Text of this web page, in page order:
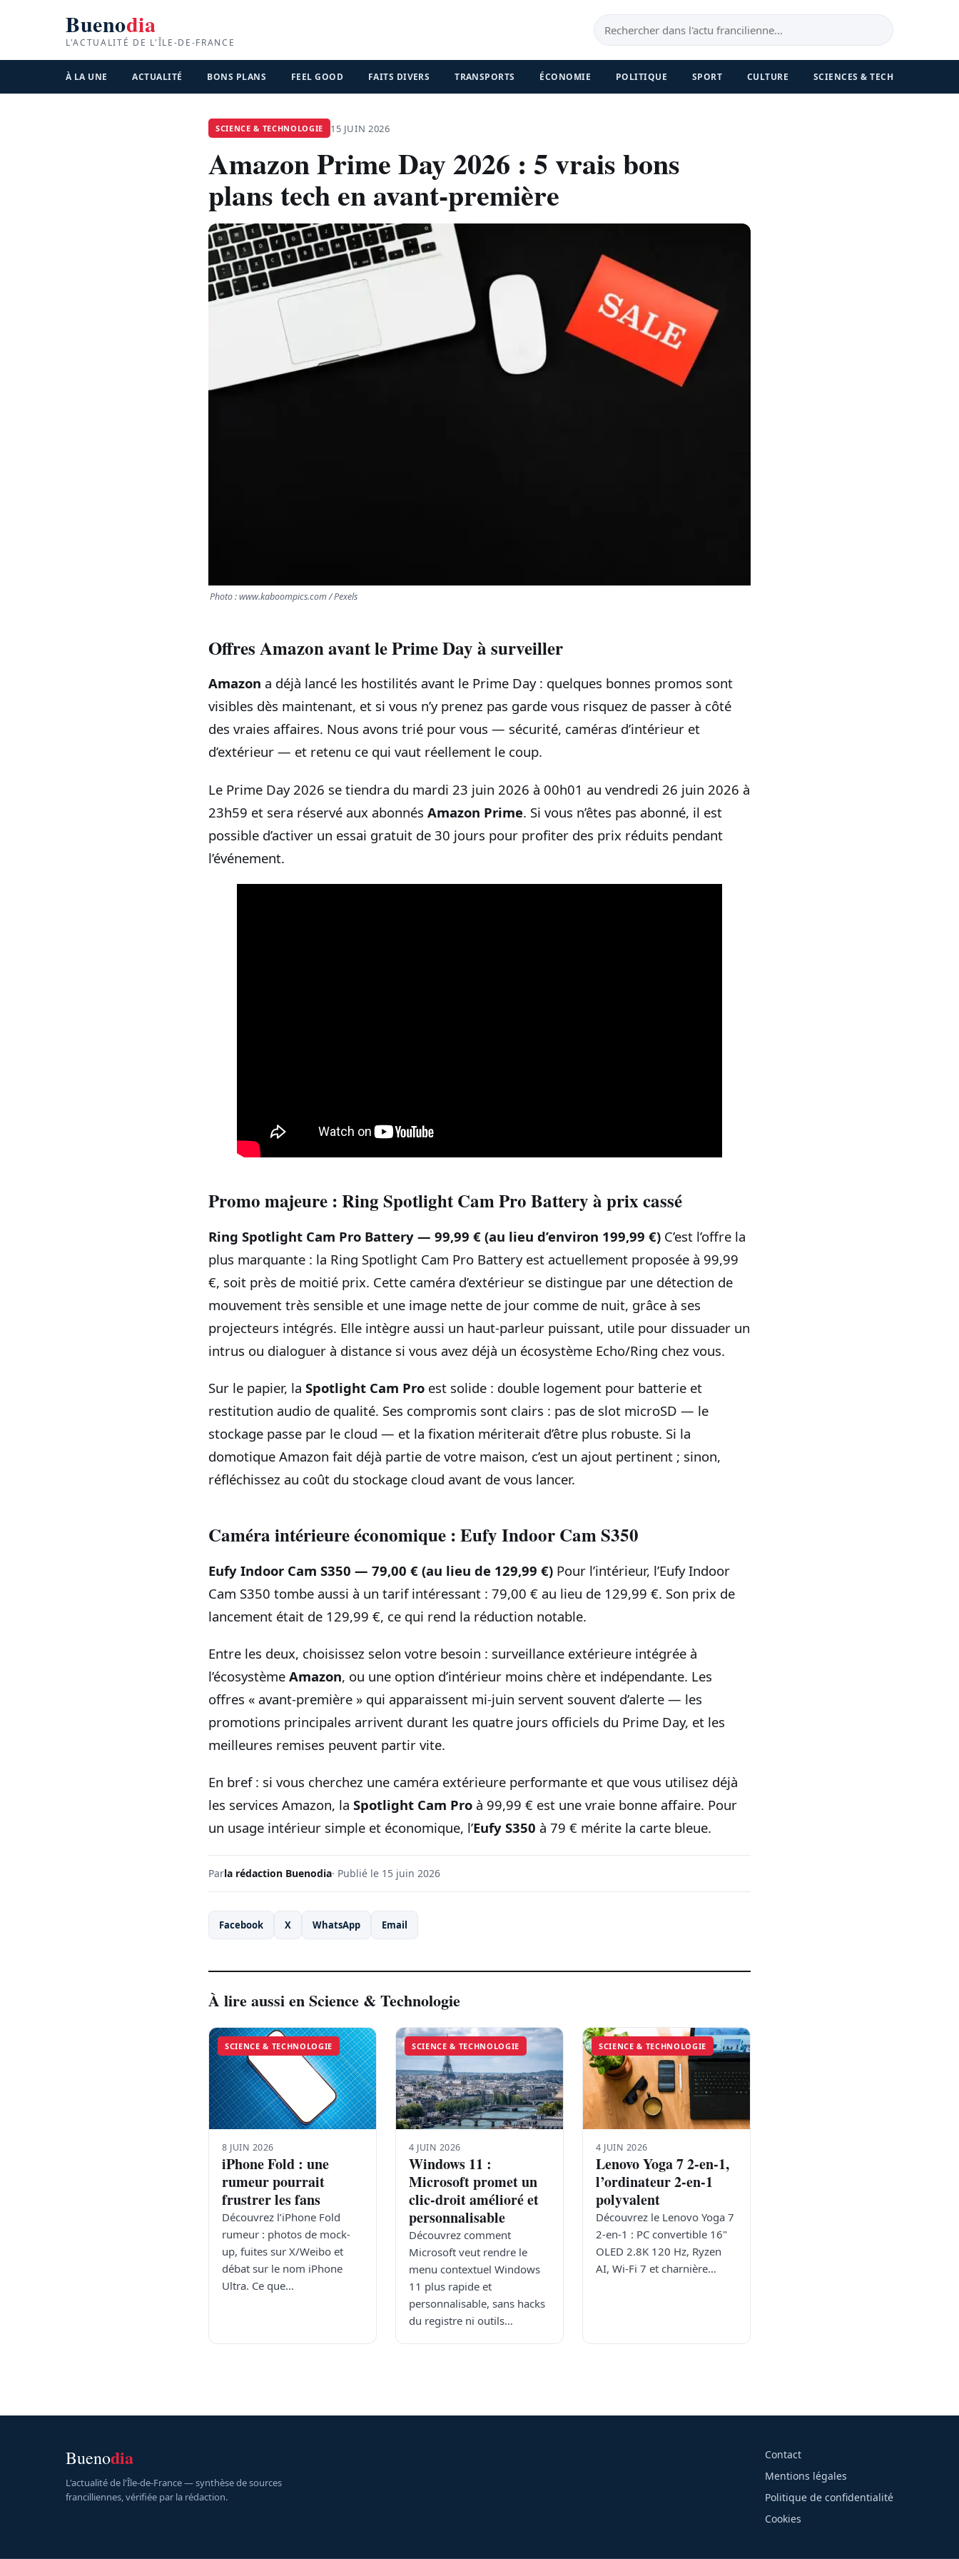
Buenodia
L'ACTUALITÉ DE L'ÎLE-DE-FRANCE
À LA UNE ACTUALITÉ BONS PLANS FEEL GOOD FAITS DIVERS TRANSPORTS ÉCONOMIE POLITIQUE SPORT CULTURE SCIENCES & TECH
SCIENCE & TECHNOLOGIE 15 JUIN 2026
Amazon Prime Day 2026 : 5 vrais bons
plans tech en avant-première
Photo : www.kaboompics.com / Pexels
Offres Amazon avant le Prime Day à surveiller
Amazon a déjà lancé les hostilités avant le Prime Day : quelques bonnes promos sont
visibles dès maintenant, et si vous n’y prenez pas garde vous risquez de passer à côté
des vraies affaires. Nous avons trié pour vous — sécurité, caméras d’intérieur et
d’extérieur — et retenu ce qui vaut réellement le coup.
Le Prime Day 2026 se tiendra du mardi 23 juin 2026 à 00h01 au vendredi 26 juin 2026 à
23h59 et sera réservé aux abonnés Amazon Prime. Si vous n’êtes pas abonné, il est
possible d’activer un essai gratuit de 30 jours pour profiter des prix réduits pendant
l’événement.
Promo majeure : Ring Spotlight Cam Pro Battery à prix cassé
Ring Spotlight Cam Pro Battery — 99,99 € (au lieu d’environ 199,99 €) C’est l’offre la
plus marquante : la Ring Spotlight Cam Pro Battery est actuellement proposée à 99,99
€, soit près de moitié prix. Cette caméra d’extérieur se distingue par une détection de
mouvement très sensible et une image nette de jour comme de nuit, grâce à ses
projecteurs intégrés. Elle intègre aussi un haut-parleur puissant, utile pour dissuader un
intrus ou dialoguer à distance si vous avez déjà un écosystème Echo/Ring chez vous.
Sur le papier, la Spotlight Cam Pro est solide : double logement pour batterie et
restitution audio de qualité. Ses compromis sont clairs : pas de slot microSD — le
stockage passe par le cloud — et la fixation mériterait d’être plus robuste. Si la
domotique Amazon fait déjà partie de votre maison, c’est un ajout pertinent ; sinon,
réfléchissez au coût du stockage cloud avant de vous lancer.
Caméra intérieure économique : Eufy Indoor Cam S350
Eufy Indoor Cam S350 — 79,00 € (au lieu de 129,99 €) Pour l’intérieur, l’Eufy Indoor
Cam S350 tombe aussi à un tarif intéressant : 79,00 € au lieu de 129,99 €. Son prix de
lancement était de 129,99 €, ce qui rend la réduction notable.
Entre les deux, choisissez selon votre besoin : surveillance extérieure intégrée à
l’écosystème Amazon, ou une option d’intérieur moins chère et indépendante. Les
offres « avant-première » qui apparaissent mi-juin servent souvent d’alerte — les
promotions principales arrivent durant les quatre jours officiels du Prime Day, et les
meilleures remises peuvent partir vite.
En bref : si vous cherchez une caméra extérieure performante et que vous utilisez déjà
les services Amazon, la Spotlight Cam Pro à 99,99 € est une vraie bonne affaire. Pour
un usage intérieur simple et économique, l’Eufy S350 à 79 € mérite la carte bleue.
Parla rédaction Buenodia· Publié le 15 juin 2026
Facebook X WhatsApp Email
À lire aussi en Science & Technologie
SCIENCE & TECHNOLOGIE
8 JUIN 2026
iPhone Fold : une
rumeur pourrait
frustrer les fans
Découvrez l’iPhone Fold
rumeur : photos de mock-
up, fuites sur X/Weibo et
débat sur le nom iPhone
Ultra. Ce que…
SCIENCE & TECHNOLOGIE
4 JUIN 2026
Windows 11 :
Microsoft promet un
clic-droit amélioré et
personnalisable
Découvrez comment
Microsoft veut rendre le
menu contextuel Windows
11 plus rapide et
personnalisable, sans hacks
du registre ni outils…
SCIENCE & TECHNOLOGIE
4 JUIN 2026
Lenovo Yoga 7 2-en-1,
l’ordinateur 2-en-1
polyvalent
Découvrez le Lenovo Yoga 7
2-en-1 : PC convertible 16"
OLED 2.8K 120 Hz, Ryzen
AI, Wi‑Fi 7 et charnière…
Buenodia
L'actualité de l'Île-de-France — synthèse de sources
francilliennes, vérifiée par la rédaction.
Contact
Mentions légales
Politique de confidentialité
Cookies